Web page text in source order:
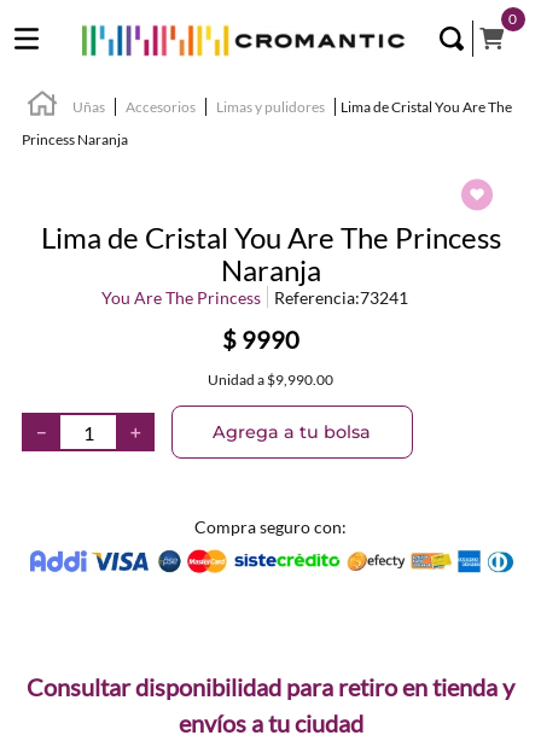
0
Uñas Accesorios Limas y pulidores
Lima de Cristal You Are The
Princess Naranja
Lima de Cristal You Are The Princess
Naranja
You Are The Princess Referencia:73241
$ 9990
Unidad a $9,990.00
＋
－ Agrega a tu bolsa
Compra seguro con:
Consultar disponibilidad para retiro en tienda y
envíos a tu ciudad